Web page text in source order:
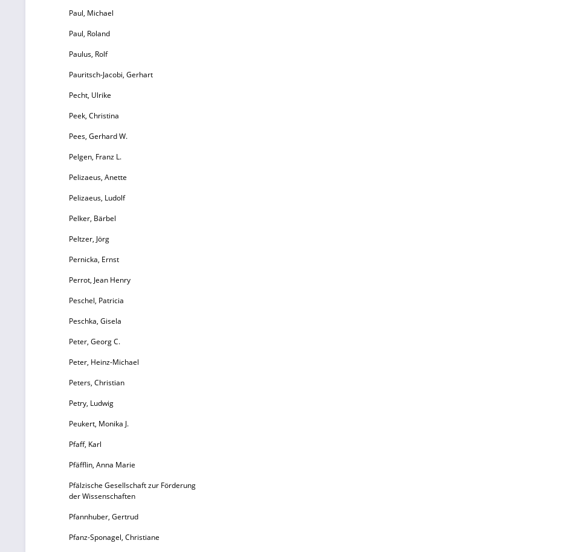
Paul, Michael
Paul, Roland
Paulus, Rolf
Pauritsch-Jacobi, Gerhart
Pecht, Ulrike
Peek, Christina
Pees, Gerhard W.
Pelgen, Franz L.
Pelizaeus, Anette
Pelizaeus, Ludolf
Pelker, Bärbel
Peltzer, Jörg
Pernicka, Ernst
Perrot, Jean Henry
Peschel, Patricia
Peschka, Gisela
Peter, Georg C.
Peter, Heinz-Michael
Peters, Christian
Petry, Ludwig
Peukert, Monika J.
Pfaff, Karl
Pfäfflin, Anna Marie
Pfälzische Gesellschaft zur Förderung
der Wissenschaften
Pfannhuber, Gertrud
Pfanz-Sponagel, Christiane